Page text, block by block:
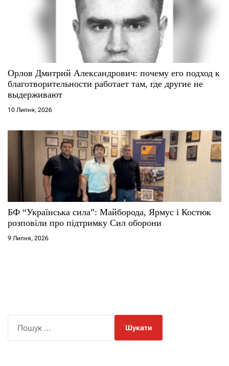
Орлов Дмитрий Александрович: почему его подход к
благотворительности работает там, где другие не
выдерживают
10 Липня, 2026
БФ “Українська сила”: Майборода, Ярмус і Костюк
розповіли про підтримку Сил оборони
9 Липня, 2026